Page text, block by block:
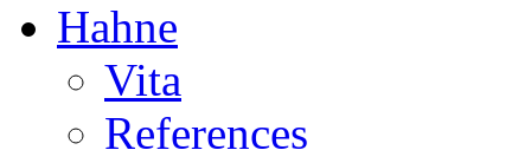
Hahne
Vita
References